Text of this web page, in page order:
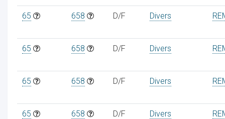
65 658 D/F Divers
65 658 D/F Divers
65 658 D/F Divers
65 658 D/F Divers